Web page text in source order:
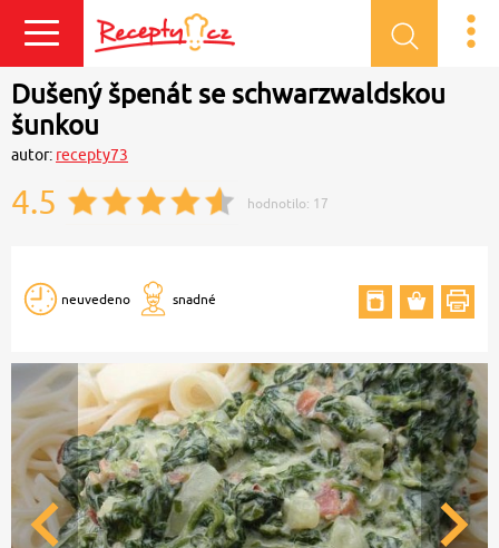
Přihlásit se
Dušený špenát se schwarzwaldskou
šunkou
autor: recepty73
4.5 hodnotilo: 17
neuvedeno snadné